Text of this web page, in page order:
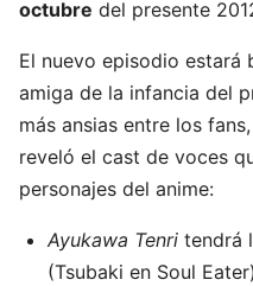
octubre del presente
El nuevo episodio estará
amiga de la infancia del
más ansias entre los
reveló el cast de voces
personajes del anime:
Ayukawa Tenri tendrá
(Tsubaki en Soul Eater)